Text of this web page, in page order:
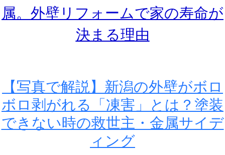
属。外壁リフォームで家の寿命が
決まる理由
【写真で解説】新潟の外壁がボロ
ボロ剥がれる「凍害」とは？塗装
できない時の救世主・金属サイデ
ィング